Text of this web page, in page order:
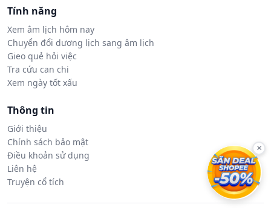
Tính năng
Xem âm lịch hôm nay
Chuyển đổi dương lịch sang âm lịch
Gieo quẻ hỏi việc
Tra cứu can chi
Xem ngày tốt xấu
Thông tin
Giới thiệu
Chính sách bảo mật
Điều khoản sử dụng
Liên hệ
Truyện cổ tích
×